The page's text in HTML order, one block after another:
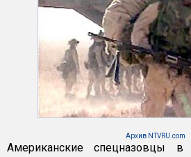
Архив NTVRU.com
Американские спецназовцы в